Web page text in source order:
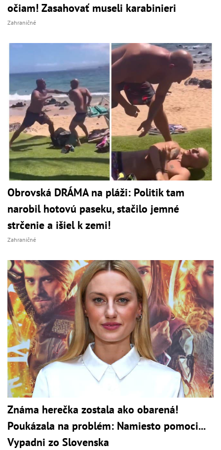
očiam! Zasahovať museli karabinieri
Zahraničné
Obrovská DRÁMA na pláži: Politik tam
narobil hotovú paseku, stačilo jemné
strčenie a išiel k zemi!
Zahraničné
Známa herečka zostala ako obarená!
Poukázala na problém: Namiesto pomoci...
Vypadni zo Slovenska